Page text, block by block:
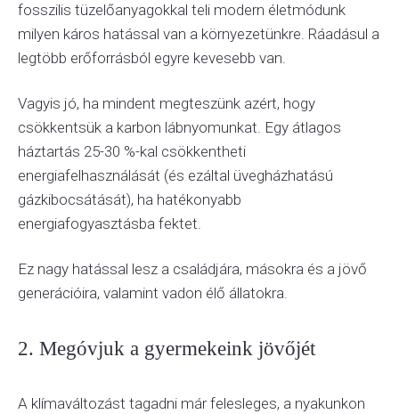
fosszilis tüzelőanyagokkal teli modern életmódunk
milyen káros hatással van a környezetünkre. Ráadásul a
legtöbb erőforrásból egyre kevesebb van.
Vagyis jó, ha mindent megteszünk azért, hogy
csökkentsük a karbon lábnyomunkat. Egy átlagos
háztartás 25-30 %-kal csökkentheti
energiafelhasználását (és ezáltal üvegházhatású
gázkibocsátását), ha hatékonyabb
energiafogyasztásba fektet.
Ez nagy hatással lesz a családjára, másokra és a jövő
generációira, valamint vadon élő állatokra.
2. Megóvjuk a gyermekeink jövőjét
A klímaváltozást tagadni már felesleges, a nyakunkon